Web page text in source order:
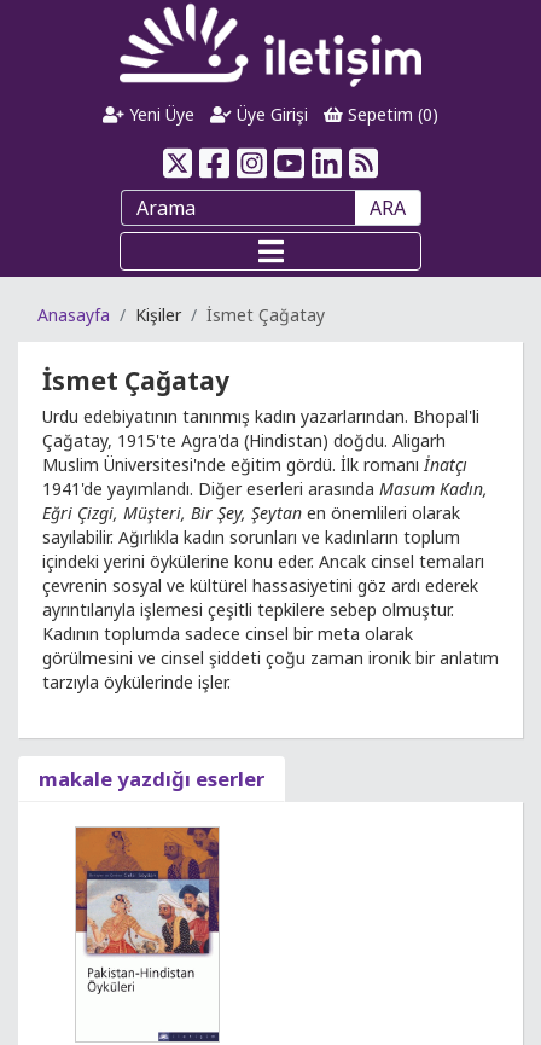
Yeni Üye Üye Girişi Sepetim (0)
ARA
Anasayfa Kişiler İsmet Çağatay
İsmet Çağatay
Urdu edebiyatının tanınmış kadın yazarlarından. Bhopal'li
Çağatay, 1915'te Agra'da (Hindistan) doğdu. Aligarh
Muslim Üniversitesi'nde eğitim gördü. İlk romanıİnatçı
1941'de yayımlandı. Diğer eserleri arasında Masum Kadın,
Eğri Çizgi, Müşteri, Bir Şey, Şeytan en önemlileri olarak
sayılabilir. Ağırlıkla kadın sorunları ve kadınların toplum
içindeki yerini öykülerine konu eder. Ancak cinsel temaları
çevrenin sosyal ve kültürel hassasiyetini göz ardı ederek
ayrıntılarıyla işlemesi çeşitli tepkilere sebep olmuştur.
Kadının toplumda sadece cinsel bir meta olarak
görülmesini ve cinsel şiddeti çoğu zaman ironik bir anlatım
tarzıyla öykülerinde işler.
makale yazdığı eserler